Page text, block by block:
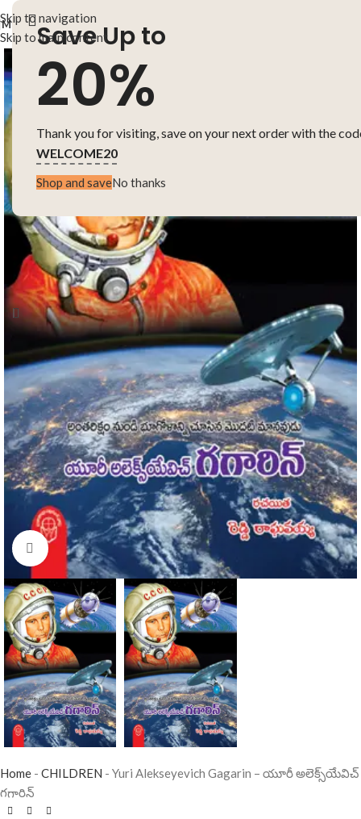
Skip to navigation
Skip to main content
Save Up to
20%
Thank you for visiting, save on your next order with the
WELCOME20
Shop and saveNo thanks
MENU
Click to enlarge
Home - CHILDREN - Yuri Alekseyevich Gagarin – యూరీ అలెక్స్‌యేవిచ్‌
గగారిన్‌